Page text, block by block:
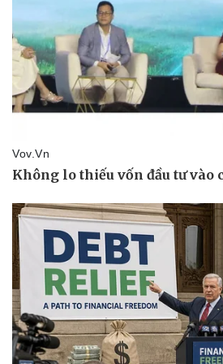
Doanh nghiệp 24h
Doanh nhân